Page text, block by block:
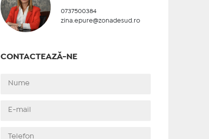
0737500384
zina.epure@zonadesud.ro
CONTACTEAZĂ-NE